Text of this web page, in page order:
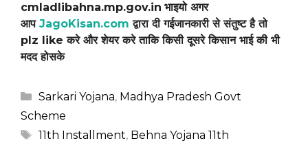
cmladlibahna.mp.gov.in भाइयो अगर
आप JagoKisan.comद्वारा दी गईजानकारी से संतुष्ट है तो
plz like करे और शेयर करे ताकि किसी दूसरे किसान भाई की भी
मदद होसके
Categories
Sarkari Yojana, Madhya Pradesh Govt
Scheme
Tags
11th Installment, Behna Yojana 11th